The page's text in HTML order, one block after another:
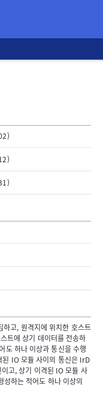
고, 원격지에 위치한 호스트
트에 상기 데이터를 전송하
도 하나 이상과 통신을 수행
IO 모듈 사이의 통신은 IrD
고, 상기 이격된 IO 모듈 사
성하는 적어도 하나 이상의